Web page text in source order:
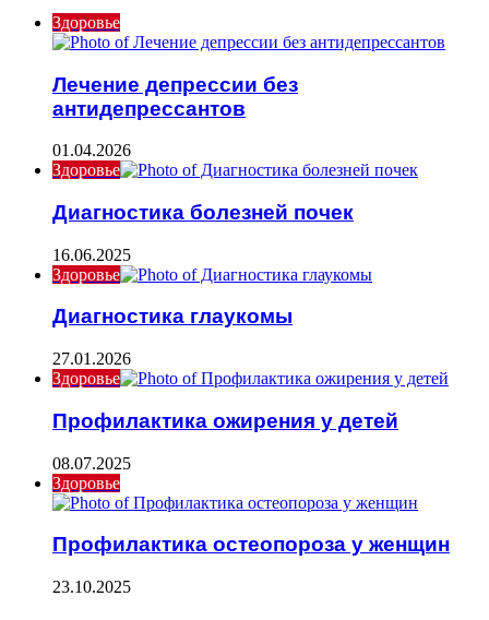
Здоровье
Лечение депрессии без
антидепрессантов
01.04.2026
Здоровье
Диагностика болезней почек
16.06.2025
Здоровье
Диагностика глаукомы
27.01.2026
Здоровье
Профилактика ожирения у детей
08.07.2025
Здоровье
Профилактика остеопороза у женщин
23.10.2025